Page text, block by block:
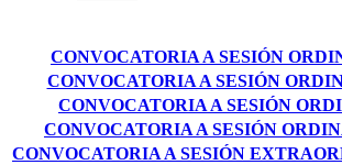
CONVOCATORIA A SESIÓN
CONVOCATORIA A SESIÓN
CONVOCATORIA A SESIÓN
CONVOCATORIA A SESIÓN
CONVOCATORIA A SESIÓN